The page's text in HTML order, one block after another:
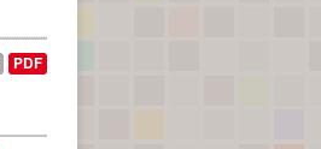
PDF